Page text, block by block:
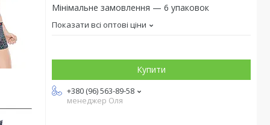
Мінімальне замовлення — 6 упаковок
Показати всі оптові ціни
Купити
+380 (96) 563-89-58
менеджер Оля